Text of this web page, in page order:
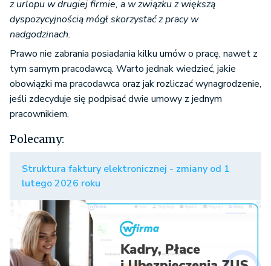
z urlopu w drugiej firmie, a w związku z większą
dyspozycyjnością mógł skorzystać z pracy w
nadgodzinach.
Prawo nie zabrania posiadania kilku umów o pracę, nawet z
tym samym pracodawcą. Warto jednak wiedzieć, jakie
obowiązki ma pracodawca oraz jak rozliczać wynagrodzenie,
jeśli zdecyduje się podpisać dwie umowy z jednym
pracownikiem.
Polecamy:
Struktura faktury elektronicznej - zmiany od 1
lutego 2026 roku